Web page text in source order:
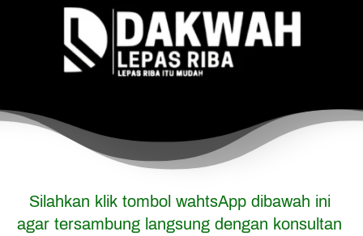
Silahkan klik tombol wahtsApp dibawah ini
agar tersambung langsung dengan konsultan